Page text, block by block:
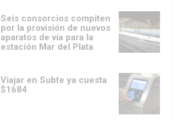
Seis consorcios compiten
por la provisión de nuevos
aparatos de vía para la
estación Mar del Plata
Viajar en Subte ya cuesta
$1684